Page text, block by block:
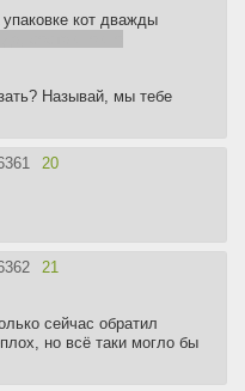
кот дважды
Называй, мы тебе
20
21
сейчас обратил
но всё таки могло бы